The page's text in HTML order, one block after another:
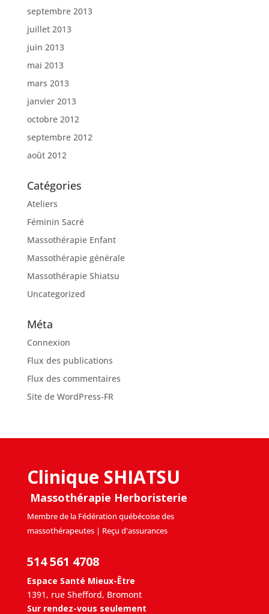
septembre 2013
juillet 2013
juin 2013
mai 2013
mars 2013
janvier 2013
octobre 2012
septembre 2012
août 2012
Catégories
Ateliers
Féminin Sacré
Massothérapie Enfant
Massothérapie générale
Massothérapie Shiatsu
Uncategorized
Méta
Connexion
Flux des publications
Flux des commentaires
Site de WordPress-FR
Clinique SHIATSU
Massothérapie Herboristerie
Membre de la Fédération québécoise des
massothérapeutes | Reçu d'assurances
514 561 4708
Espace Santé Mieux-Être
1391, rue Shefford, Bromont
Sur rendez-vous seulement